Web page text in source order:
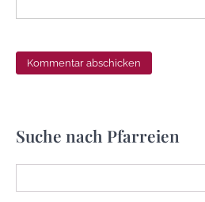
Suche nach Pfarreien